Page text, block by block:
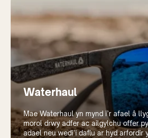
Waterhaul
Mae Waterhaul yn mynd i’r afael â
morol drwy adfer ac ailgylchu offer
adael neu wedi’i daflu ar hyd arfordir y